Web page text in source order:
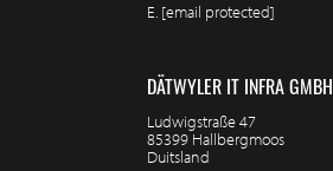
E. [email protected]
DÄTWYLER IT INFRA GMBH
Ludwigstraße 47
85399 Hallbergmoos
Duitsland